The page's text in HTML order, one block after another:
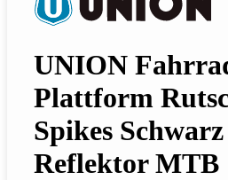
UNION
Plattform
Spikes
Reflektor MTB